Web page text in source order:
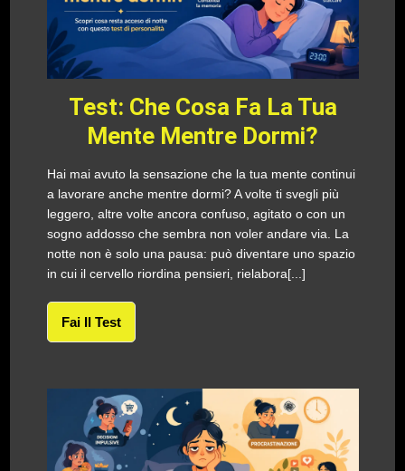
Test: Che Cosa Fa La Tua
Mente Mentre Dormi?
Hai mai avuto la sensazione che la tua mente continui
a lavorare anche mentre dormi? A volte ti svegli più
leggero, altre volte ancora confuso, agitato o con un
sogno addosso che sembra non voler andare via. La
notte non è solo una pausa: può diventare uno spazio
in cui il cervello riordina pensieri, rielabora[...]
Fai Il Test